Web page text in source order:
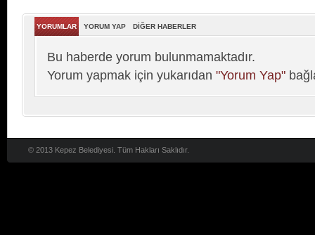
YORUMLAR YORUM YAP DİĞER HABERLER
Bu haberde yorum bulunmamaktadır.
Yorum yapmak için yukarıdan "Yorum Yap"
© 2013 Kepez Belediyesi. Tüm Hakları Saklıdır.